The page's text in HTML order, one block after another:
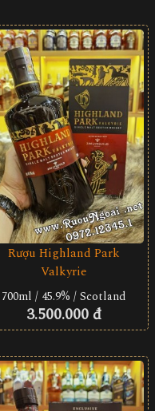
Rượu Highland Park
Valkyrie
700ml / 45.9% / Scotland
3.500.000 đ